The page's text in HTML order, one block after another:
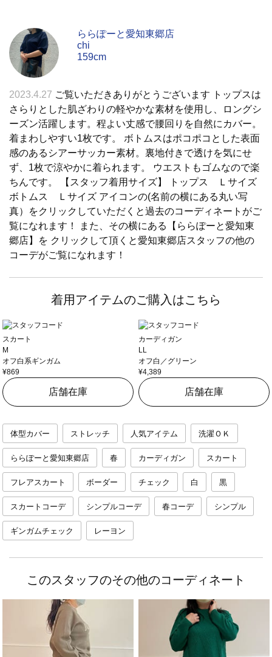
ららぽーと愛知東郷店
chi
159cm
2023.4.27 ご覧いただきありがとうございます トップスは
さらりとした肌ざわりの軽やかな素材を使用し、ロングシ
ーズン活躍します。程よい丈感で腰回りを自然にカバー。
着まわしやすい1枚です。 ボトムスはポコポコとした表面
感のあるシアーサッカー素材。裏地付きで透けを気にせ
ず、1枚で涼やかに着られます。 ウエストもゴムなので楽
ちんです。 【スタッフ着用サイズ】 トップス Ｌサイズ
ボトムス Ｌサイズ アイコンの(名前の横にある丸い写
真）をクリックしていただくと過去のコーディネートがご
覧になれます！ また、その横にある【ららぽーと愛知東
郷店】を クリックして頂くと愛知東郷店スタッフの他の
コーデがご覧になれます！
着用アイテムのご購入はこちら
スカート
M
オフ白系ギンガム
¥869
店舗在庫
カーディガン
LL
オフ白／グリーン
¥4,389
店舗在庫
体型カバー ストレッチ 人気アイテム 洗濯ＯＫ
ららぽーと愛知東郷店 春 カーディガン スカート
フレアスカート ボーダー チェック 白 黒
スカートコーデ シンプルコーデ 春コーデ シンプル
ギンガムチェック レーヨン
このスタッフのその他のコーディネート